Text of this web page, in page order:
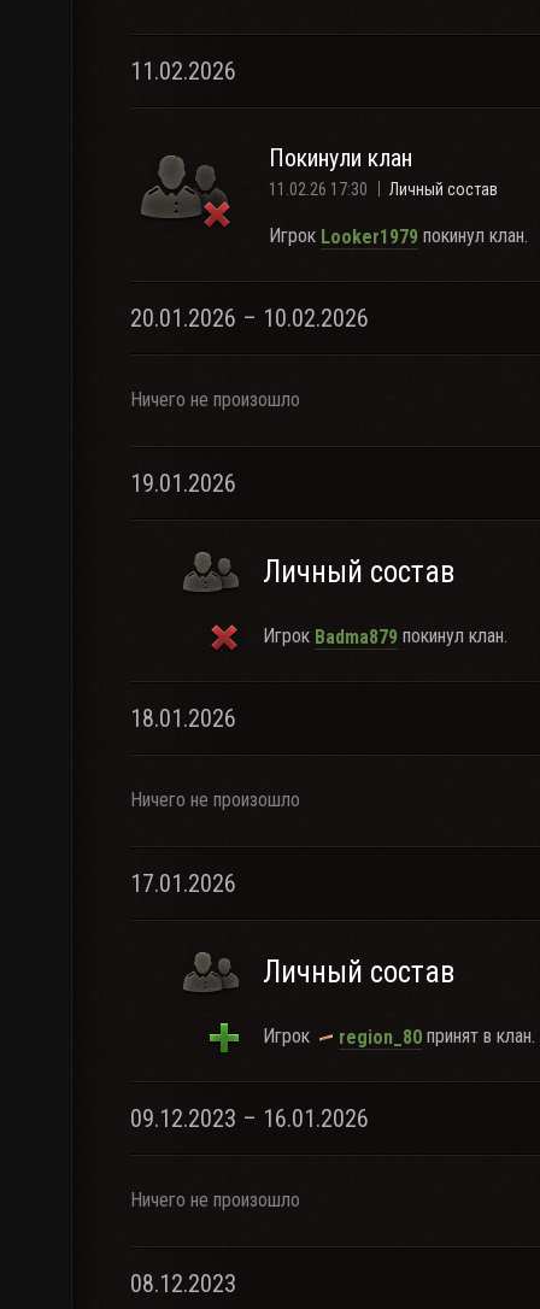
11.02.2026
Покинули клан
11.02.26 17:30 Личный состав
Игрок Looker1979 покинул клан.
20.01.2026 – 10.02.2026
Ничего не произошло
19.01.2026
Личный состав
Игрок Badma879 покинул клан.
18.01.2026
Ничего не произошло
17.01.2026
Личный состав
Игрок region_80 принят в клан.
09.12.2023 – 16.01.2026
Ничего не произошло
08.12.2023